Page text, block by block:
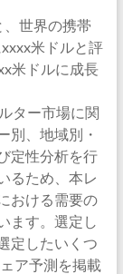
、世界の携帯
米ドルと評
米ドルに成長
ター市場に関
別、地域別・
定性分析を行
るため、本レ
おける需要の
ます。選定し
定したいくつ
ア予測を掲載